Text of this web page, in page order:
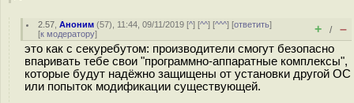
2.57 ,Аноним (57), 11:44, 09/11/2019 [^] [^^] [^^^] [ответить]
[к модератору] + / –
это как с секуребутом: производители смогут безопасно
впаривать тебе свои "программно-аппаратные комплексы",
которые будут надёжно защищены от установки другой ОС
или попыток модификации существующей.